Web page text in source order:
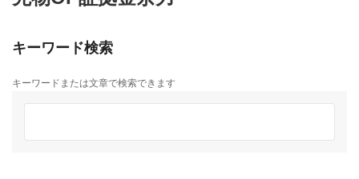
キーワード検索
キーワードまたは文章で検索できます